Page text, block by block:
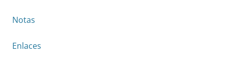
Notas
Enlaces